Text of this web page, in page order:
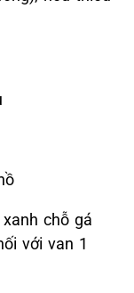
chỗ gá
với van 1